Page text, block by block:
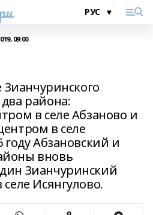
09:00
Зианчуринского
района:
в селе Абзаново и
в селе
году Абзановский и
вновь
Зианчуринский
Исянгулово.